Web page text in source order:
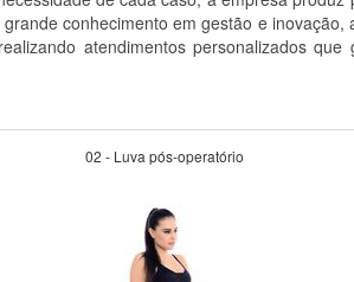
conhecimento em gestão e
atendimentos personalizados
02 - Luva pós-operatório